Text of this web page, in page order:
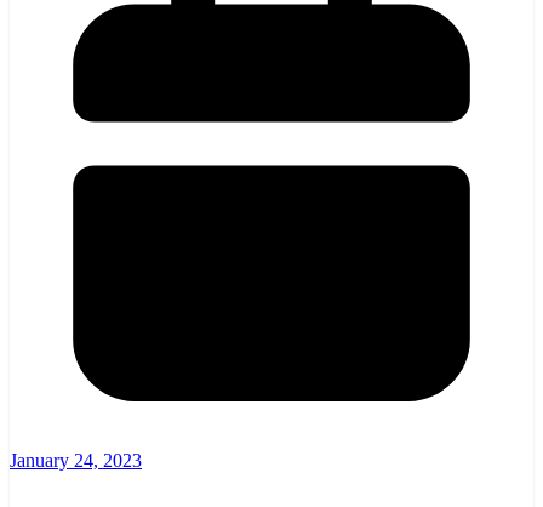
January 24, 2023